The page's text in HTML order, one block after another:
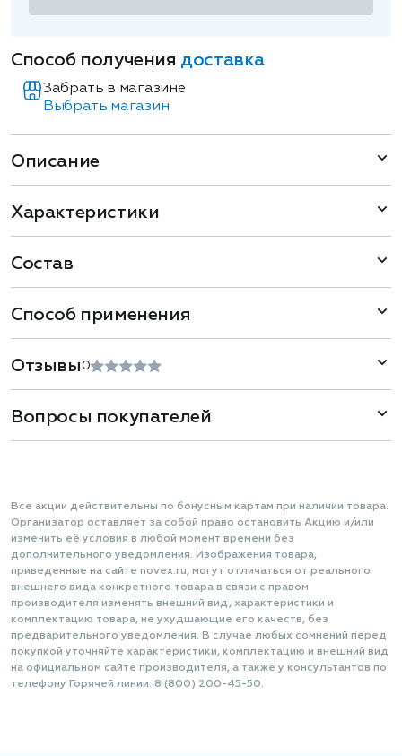
Способ получения доставка
Забрать в магазине
Выбрать магазин
Описание
Характеристики
Состав
Способ применения
Отзывы 0
Вопросы покупателей
Все акции действительны по бонусным картам при наличии товара.
Организатор оставляет за собой право остановить Акцию и/или
изменить её условия в любой момент времени без
дополнительного уведомления. Изображения товара,
приведенные на сайте novex.ru, могут отличаться от реального
внешнего вида конкретного товара в связи с правом
производителя изменять внешний вид, характеристики и
комплектацию товара, не ухудшающие его качеств, без
предварительного уведомления. В случае любых сомнений перед
покупкой уточняйте характеристики, комплектацию и внешний вид
на официальном сайте производителя, а также у консультантов по
телефону Горячей линии: 8 (800) 200-45-50.